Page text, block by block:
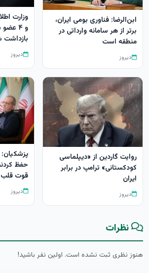
ابن‌الرضا: فناوری بومی ایران،
برتر از هر سامانه وارداتی در
منطقه است
دیروز
و ۴
بازداشت
دیروز
روایت گاردین از «دیپلماسی
کودکستانی» ترامپ در برابر
ایران
دیروز
پزشکیان:
حفظ
قوت قلب
دیروز
نظرات
هنوز نظری ثبت نشده است. اولین نفر باشید!